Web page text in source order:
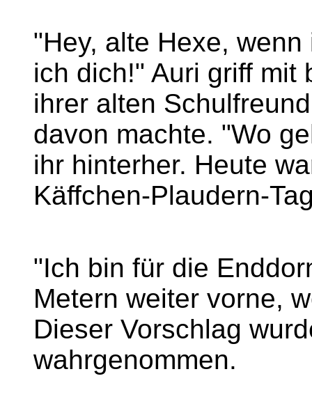
"Hey, alte Hexe,
ich dich!" Auri griff mit
ihrer alten
davon machte. "Wo
ihr hinterher. Heute
Käffchen-Plaudern-
"Ich bin für die
Metern weiter vorne,
Dieser Vorschlag
wahrgenommen.